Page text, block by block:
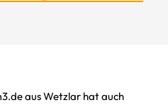
aus Wetzlar hat auch